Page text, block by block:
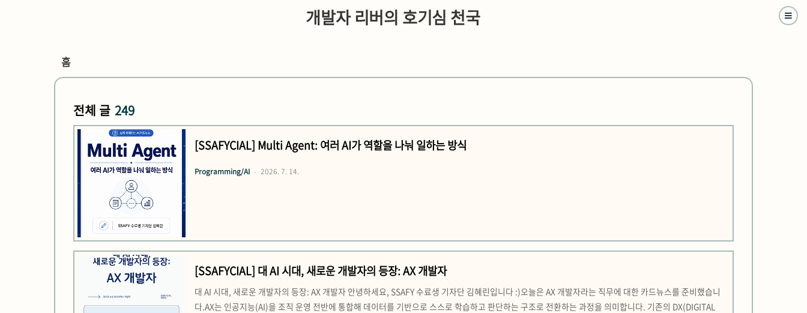
개발자 리버의 호기심 천국
홈
전체 글 249
[SSAFYCIAL] Multi Agent: 여러 AI가 역할을 나눠 일하는 방식
Programming/AI 2026. 7. 14.
[SSAFYCIAL] 대 AI 시대, 새로운 개발자의 등장: AX 개발자
대 AI 시대, 새로운 개발자의 등장: AX 개발자 안녕하세요, SSAFY 수료생 기자단 김혜린입니다 :)오늘은 AX 개발자라는 직무에 대한 카드뉴스를 준비했습니
다.AX는 인공지능(AI)을 조직 운영 전반에 통합해 데이터를 기반으로 스스로 학습하고 판단하는 구조로 전환하는 과정을 의미합니다. 기존의 DX(DIGITAL